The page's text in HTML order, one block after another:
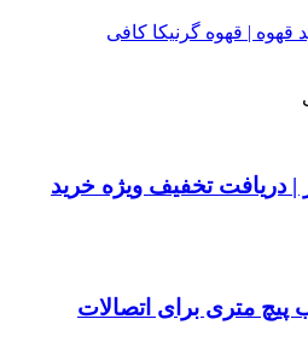
قهوه | قهوه گرنیکا کافی
| دریافت تخفیف ویژه خرید
پیچ متری برای اتصالات